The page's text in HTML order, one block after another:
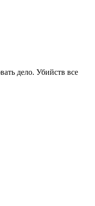
дело. Убийств все